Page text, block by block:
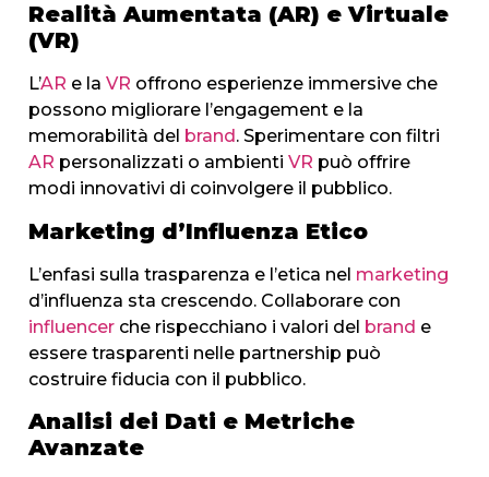
Realità Aumentata (AR) e Virtuale
(VR)
L’AR e la VR offrono esperienze immersive che
possono migliorare l’engagement e la
memorabilità del brand . Sperimentare con filtri
AR personalizzati o ambienti VR può offrire
modi innovativi di coinvolgere il pubblico.
Marketing d’Influenza Etico
L’enfasi sulla trasparenza e l’etica nel marketing
d’influenza sta crescendo. Collaborare con
influencer che rispecchiano i valori del brand e
essere trasparenti nelle partnership può
costruire fiducia con il pubblico.
Analisi dei Dati e Metriche
Avanzate